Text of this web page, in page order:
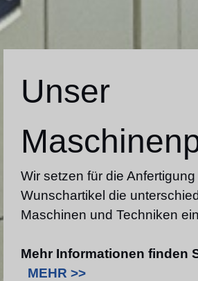
Unser
Wir setzen für die Anfertigung
Wunschartikel die
Maschinen und Techniken
Mehr Informationen finden
MEHR >>